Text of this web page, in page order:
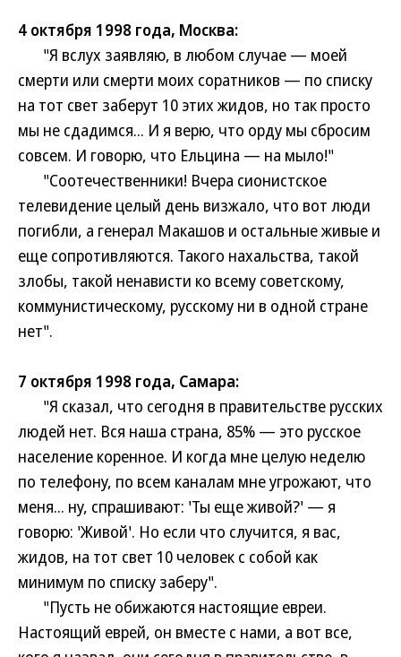
4 октября 1998 года, Москва:
"Я вслух заявляю, в любом случае — моей
смерти или смерти моих соратников — по списку
на тот свет заберут 10 этих жидов, но так просто
мы не сдадимся... И я верю, что орду мы сбросим
совсем. И говорю, что Ельцина — на мыло!"
"Соотечественники! Вчера сионистское
телевидение целый день визжало, что вот люди
погибли, а генерал Макашов и остальные живые и
еще сопротивляются. Такого нахальства, такой
злобы, такой ненависти ко всему советскому,
коммунистическому, русскому ни в одной стране
нет".
7 октября 1998 года, Самара:
"Я сказал, что сегодня в правительстве русских
людей нет. Вся наша страна, 85% — это русское
население коренное. И когда мне целую неделю
по телефону, по всем каналам мне угрожают, что
меня... ну, спрашивают: 'Ты еще живой?' — я
говорю: 'Живой'. Но если что случится, я вас,
жидов, на тот свет 10 человек с собой как
минимум по списку заберу".
"Пусть не обижаются настоящие евреи.
Настоящий еврей, он вместе с нами, а вот все,